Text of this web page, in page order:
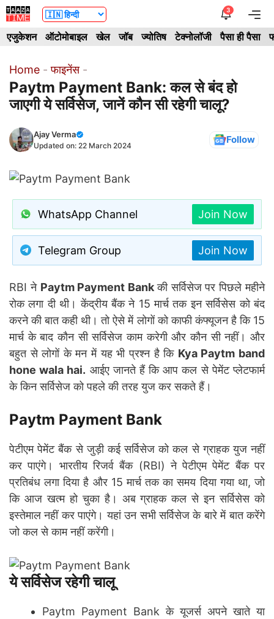
Skip
to
content
3
एजुकेशन ऑटोमोबाइल खेल जॉब ज्योतिष टेक्नोलॉजी पैसा ही पैसा
Home -फाइनेंस-
Paytm Payment Bank: कल से बंद हो
जाएगी ये सर्विसेज, जानें कौन सी रहेगी चालू?
Ajay Verma
Updated on: 22 March 2024 Follow
WhatsApp Channel Join Now
Telegram Group Join Now
RBI ने Paytm Payment Bankकी सर्विसेज पर पिछले महीने
रोक लगा दी थी। केंद्रीय बैंक ने 15 मार्च तक इन सर्विसेस को बंद
करने की बात कही थी। तो ऐसे में लोगों को काफी कंफ्यूजन है कि 15
मार्च के बाद कौन सी सर्विसेज काम करेगी और कौन सी नहीं। और
बहुत से लोगों के मन में यह भी प्रश्न है कि Kya Paytm band
hone wala hai. आईए जानते हैं कि आप कल से पेमेंट प्लेटफार्म
के किन सर्विसेज को पहले की तरह युज कर सकते हैं।
Paytm Payment Bank
पेटीएम पेमेंट बैंक से जुड़ी कई सर्विसेज को कल से ग्राहक युज नहीं
कर पाएंगे। भारतीय रिजर्व बैंक (RBI) ने पेटीएम पेमेंट बैंक पर
प्रतिबंध लगा दिया है और 15 मार्च तक का समय दिया गया था, जो
कि आज खत्म हो चुका है। अब ग्राहक कल से इन सर्विसेस को
इस्तेमाल नहीं कर पाएंगे। यहां उन सभी सर्विसेज के बारे में बात करेंगे
जो कल से काम नहीं करेंगी।
ये सर्विसेज रहेगी चालू
Paytm Payment Bank के यूजर्स अपने खाते या